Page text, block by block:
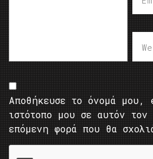
Αποθήκευσε το όνομά
ιστότοπο μου σε αυτόν
επόμενη φορά που θα